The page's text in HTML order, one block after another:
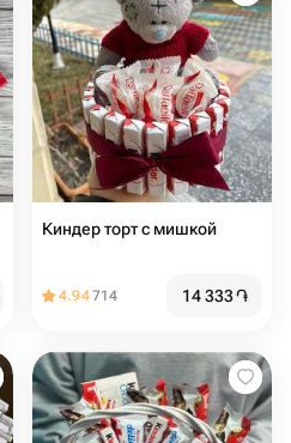
Киндер торт с мишкой
4.94714 14 333֏